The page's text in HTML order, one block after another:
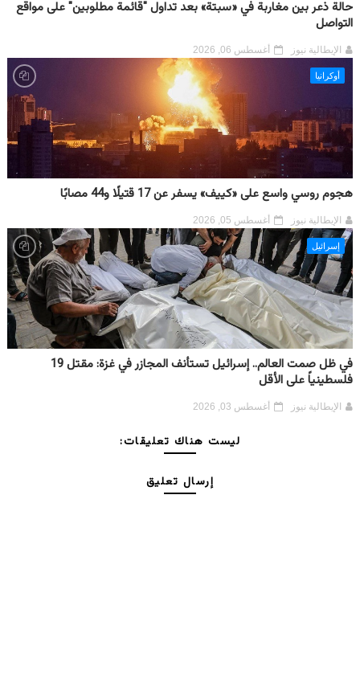
حالة ذعر بين مغاربة في «سبتة» بعد تداول "قائمة مطلوبين" على مواقع
التواصل
الإيطالية نيوز أغسطس 06, 2026
أوكرانيا
هجوم روسي واسع على «كييف» يسفر عن 17 قتيلًا و44 مصابًا
الإيطالية نيوز أغسطس 05, 2026
إسرائيل
في ظل صمت العالم.. إسرائيل تستأنف المجازر في غزة: مقتل 19
فلسطينياً على الأقل
الإيطالية نيوز أغسطس 03, 2026
ليست هناك تعليقات:
إرسال تعليق